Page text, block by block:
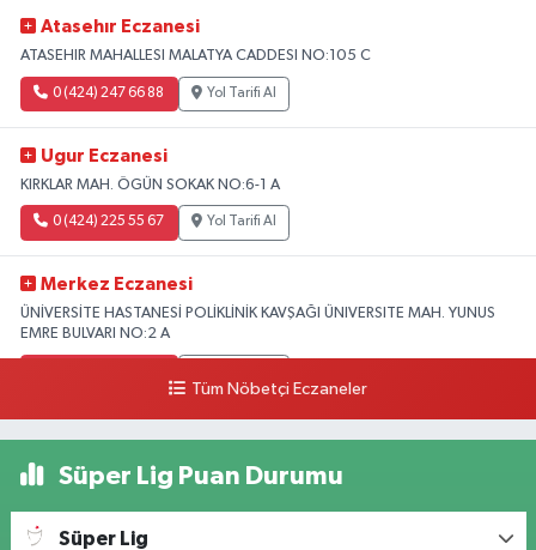
Atasehır Eczanesi
ATASEHIR MAHALLESI MALATYA CADDESI NO:105 C
0 (424) 247 66 88 Yol Tarifi Al
Ugur Eczanesi
KIRKLAR MAH. ÖGÜN SOKAK NO:6-1 A
0 (424) 225 55 67 Yol Tarifi Al
Merkez Eczanesi
ÜNİVERSİTE HASTANESİ POLİKLİNİK KAVŞAĞI ÜNIVERSITE MAH. YUNUS
EMRE BULVARI NO:2 A
YENİ HAYAT HASTANESİ KARŞISI RIZAİYE MAH. İZZETPAŞA CAD. NO:24 E
Tüm Nöbetçi Eczaneler
Süper Lig Puan Durumu
Süper Lig